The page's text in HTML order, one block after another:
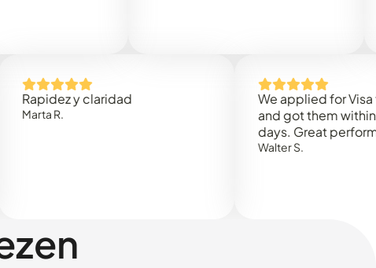
y claridad
We applied for Visa to
and got them within 3
days. Great performance!
Walter S.